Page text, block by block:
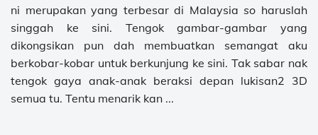
ni merupakan yang terbesar di Malaysiaso haruslah
singgah ke sini. Tengok gambar-gambar yang
dikongsikan pun dah membuatkan semangat aku
berkobar-kobar untuk berkunjung ke sini. Tak sabar nak
tengok gaya anak-anak beraksi depan lukisan2 3D
semua tu. Tentu menarik kan ...